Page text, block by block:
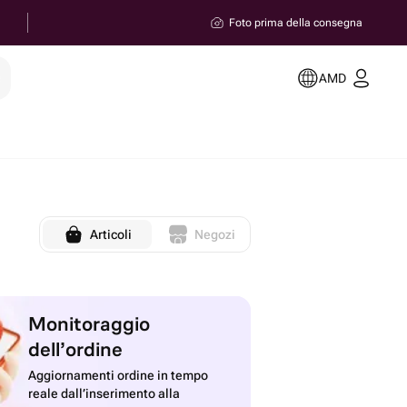
Foto prima della consegna
AMD
Articoli Negozi
Monitoraggio
dell’ordine
Aggiornamenti ordine in tempo
reale dall’inserimento alla